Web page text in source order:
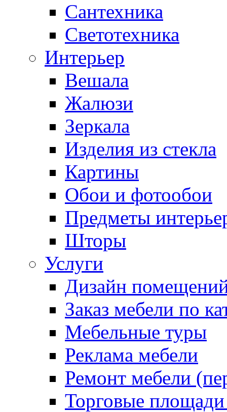
Сантехника
Светотехника
Интерьер
Вешала
Жалюзи
Зеркала
Изделия из стекла
Картины
Обои и фотообои
Предметы
Шторы
Услуги
Дизайн
Заказ мебели по
Мебельные туры
Реклама мебели
Ремонт мебели
Торговые